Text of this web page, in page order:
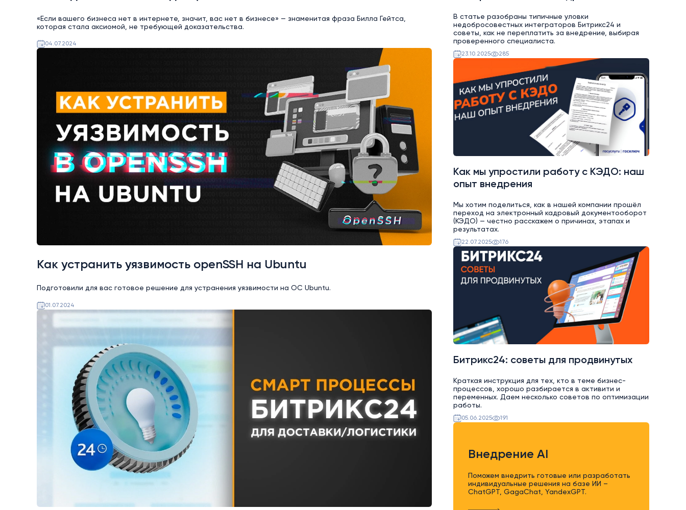
«Если вашего бизнеса нет в интернете, значит, вас нет в бизнесе» — знаменитая фраза Билла Гейтса,
которая стала аксиомой, не требующей доказательства.
04.07.2024
Как устранить уязвимость openSSH на Ubuntu
Подготовили для вас готовое решение для устранения уязвимости на OC Ubuntu.
01.07.2024
В статье разобраны типичные уловки
недобросовестных интеграторов Битрикс24 и
советы, как не переплатить за внедрение, выбирая
проверенного специалиста.
23.10.2025 285
Как мы упростили работу с КЭДО: наш
опыт внедрения
Мы хотим поделиться, как в нашей компании прошёл
переход на электронный кадровый документооборот
(КЭДО) — честно расскажем о причинах, этапах и
результатах.
22.07.2025 176
Битрикс24: советы для продвинутых
Краткая инструкция для тех, кто в теме бизнес-
процессов, хорошо разбирается в активити и
переменных. Даем несколько советов по оптимизации
работы.
05.06.2025 191
Внедрение AI
Поможем внедрить готовые или разработать
индивидуальные решения на базе ИИ –
ChatGPT, GagaChat, YandexGPT.